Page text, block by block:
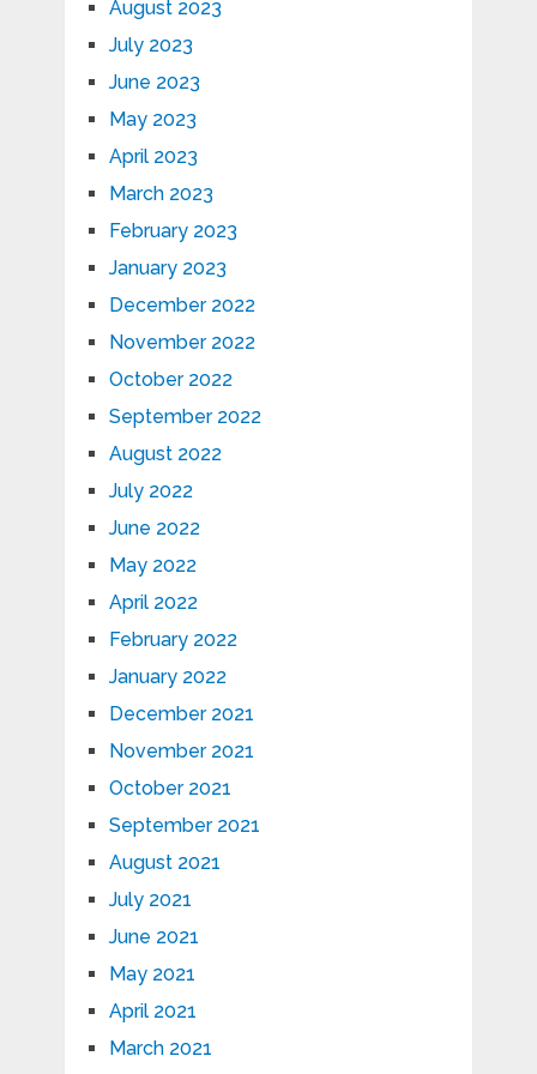
August 2023
July 2023
June 2023
May 2023
April 2023
March 2023
February 2023
January 2023
December 2022
November 2022
October 2022
September 2022
August 2022
July 2022
June 2022
May 2022
April 2022
February 2022
January 2022
December 2021
November 2021
October 2021
September 2021
August 2021
July 2021
June 2021
May 2021
April 2021
March 2021